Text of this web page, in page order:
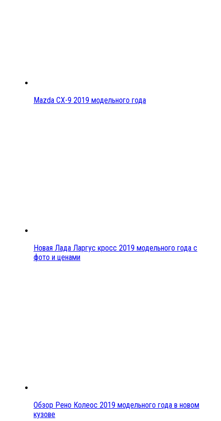
Mazda CX-9 2019 модельного года
Новая Лада Ларгус кросс 2019 модельного года с
фото и ценами
Обзор Рено Колеос 2019 модельного года в новом
кузове